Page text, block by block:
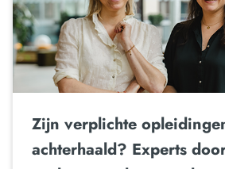
Zijn verplichte
achterhaald? Experts